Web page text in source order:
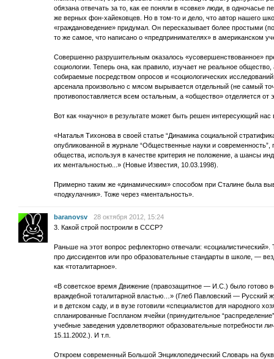
обязана отвечать за то, как ее поняли в «совке» люди, в одночасье
же верных фон-хайековцев. Но в том-то и дело, что автор нашего
«граждановедение» придумал. Он пересказывает более простыми
то же самое, что написано о «предпринимателях» в американском
Совершенно разрушительным оказалось «усовершенствованное»
социологии. Теперь она, как правило, изучает не реальное
собираемые посредством опросов и «социологических
арсенала произвольно с мясом вырывается отдельный (не самый
противопоставляется всем остальным, а «общество» отделяется от
Вот как «научно» в результате может быть решен интересующий нас
«Наталья Тихонова в своей статье “Динамика социальной
опубликованной в журнале “Общественные науки и современность”,
общества, используя в качестве критерия не положение, а шансы
их ментальностью...» (Новые Известия, 10.03.1998).
Примерно таким же «динамическим» способом при Сталине была
«подкулачник». Тоже через «ментальность».
baranovsv
28 октября 2012, 15:24
3. Какой строй построили в СССР?
Раньше на этот вопрос рефлекторно отвечали:
про диссидентов или про образовательные стандарты в школе, —
как «тоталитарное».
«В советское время Движение (правозащитное — И.С.) было готово
враждебной тоталитарной властью…» (Глеб Павловский — Русский
и в детском саду, и в вузе готовили «специалистов для народного
спланированные Госпланом ячейки (принудительное
учебные заведения удовлетворяют образовательные потребности
15.11.2002.). И т.п.
Откроем современный Большой Энциклопедический Словарь на